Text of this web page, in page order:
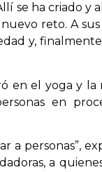
se ha criado y
reto. A sus
y,
en el yoga y la
en
a personas”,
a